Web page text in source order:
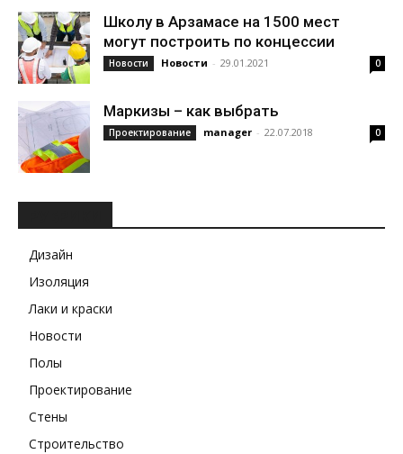
Школу в Арзамасе на 1500 мест
могут построить по концессии
Новости Новости - 29.01.2021 0
Маркизы – как выбрать
Проектирование manager - 22.07.2018 0
Дизайн
Изоляция
Лаки и краски
Новости
Полы
Проектирование
Стены
Строительство